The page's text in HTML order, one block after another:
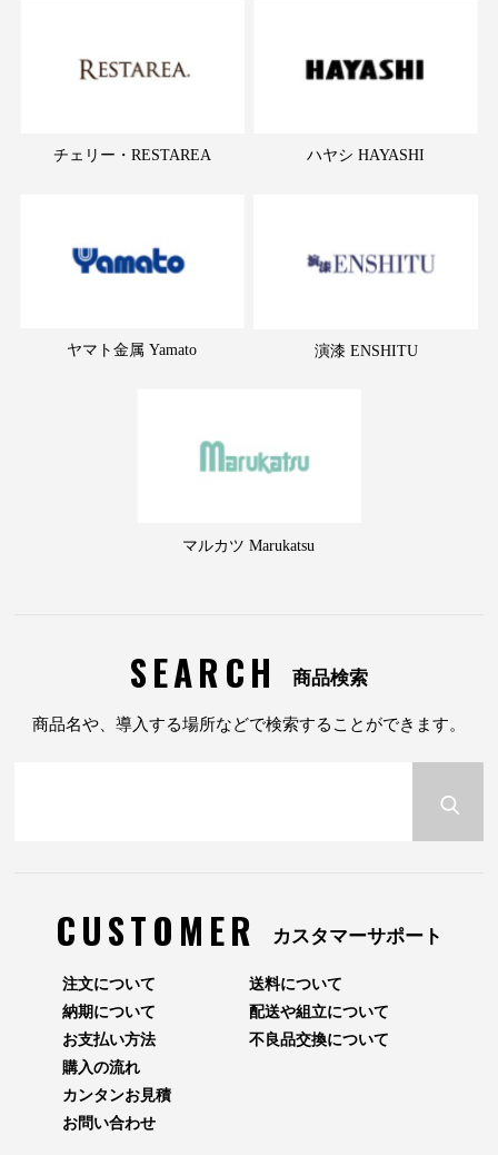
チェリー・RESTAREA ハヤシ HAYASHI
ヤマト金属 Yamato 演漆 ENSHITU
マルカツ Marukatsu
SEARCH 商品検索
商品名や、導入する場所などで検索することができます。
CUSTOMER カスタマーサポート
注文について
納期について
お支払い方法
送料について
配送や組立について
不良品交換について
購入の流れ
カンタンお見積
お問い合わせ